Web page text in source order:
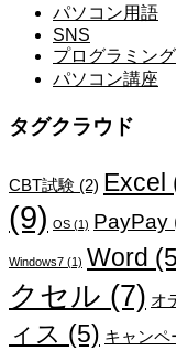
パソコン用語
SNS
プログラミング
パソコン講座
タグクラウド
CBT試験 (2) Excel
(9) OS (1) PayPay
Windows7 (1) Word
クセル (7) オ
ィス (5) キャンペ